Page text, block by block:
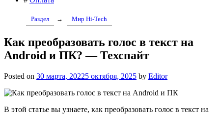
Раздел → Мир Hi-Tech
Как преобразовать голос в текст на
Android и ПК? — Техспайт
Posted on 30 марта, 20225 октября, 2025 by Editor
В этой статье вы узнаете, как преобразовать голос в текст на